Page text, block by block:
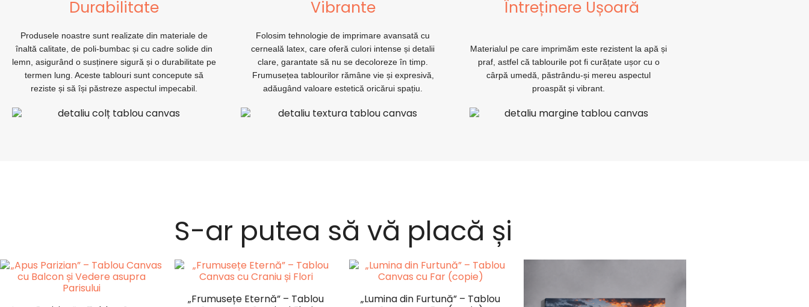
Durabilitate
Produsele noastre sunt realizate din materiale de
înaltă calitate, de poli-bumbac și cu cadre solide din
lemn, asigurând o susținere sigură și o durabilitate pe
termen lung. Aceste tablouri sunt concepute să
reziste și să își păstreze aspectul impecabil.
Vibrante
Folosim tehnologie de imprimare avansată cu
cerneală latex, care oferă culori intense și detalii
clare, garantate să nu se decoloreze în timp.
Frumusețea tablourilor rămâne vie și expresivă,
adăugând valoare estetică oricărui spațiu.
Întreținere Ușoară
Materialul pe care imprimăm este rezistent la apă și
praf, astfel că tablourile pot fi curățate ușor cu o
cârpă umedă, păstrându-și mereu aspectul
proaspăt și vibrant.
S-ar putea să vă placă și
„Frumusețe Eternă” – Tablou
„Lumina din Furtună” – Tablou